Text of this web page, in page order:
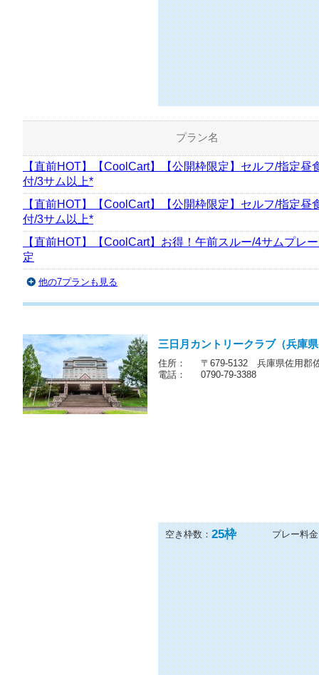
プラン名
【直前HOT】【CoolCart】【公開枠限定】セルフ/指定昼
付/3サム以上*
【直前HOT】【CoolCart】【公開枠限定】セルフ/指定昼
付/3サム以上*
【直前HOT】【CoolCart】お得！午前スルー/4サムプレ
定
他の7プランも見る
三日月カントリークラブ（兵庫
住所：
〒679-5132 兵庫県佐用郡
電話：
0790-79-3388
空き枠数： 25枠 プレー料